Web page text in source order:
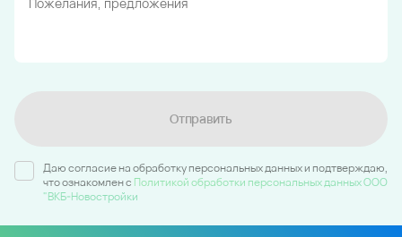
Отправить
Даю согласие на обработку персональных данных и подтверждаю,
что ознакомлен c Политикой обработки персональных данных ООО
"ВКБ-Новостройки